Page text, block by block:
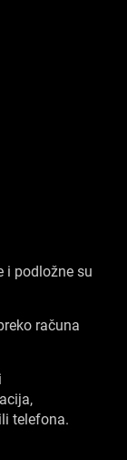
i podložne su
računa
telefona.